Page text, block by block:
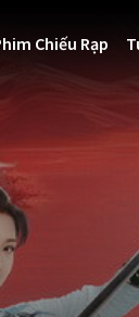
Chiếu Rạp